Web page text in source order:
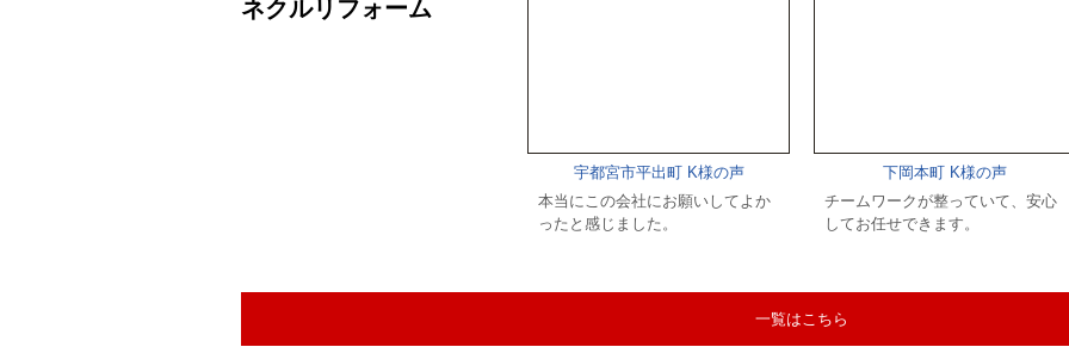
宇都宮市平出町 K様の声
本当にこの会社にお願いしてよか
ったと感じました。
下岡本町 K様の声
チームワークが整っていて、安心
してお任せできます。
一覧はこちら